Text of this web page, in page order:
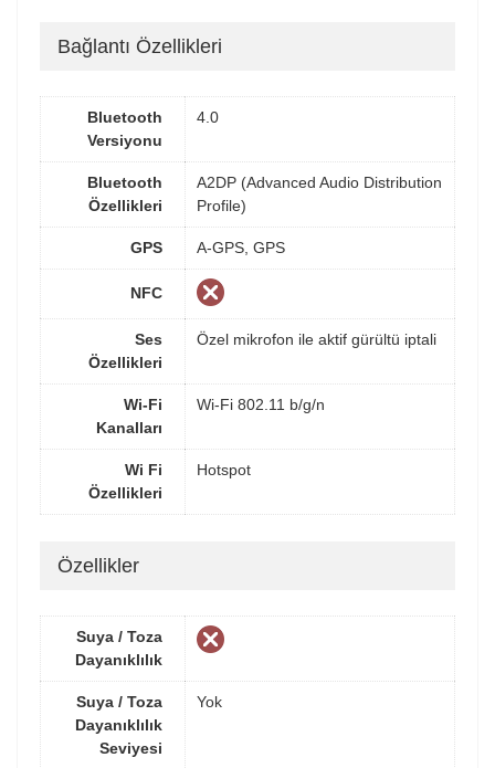
Bağlantı Özellikleri
Bluetooth
Versiyonu
4.0
Bluetooth
Özellikleri
A2DP (Advanced Audio Distribution
Profile)
GPS A-GPS, GPS
NFC
Ses
Özellikleri
Özel mikrofon ile aktif gürültü iptali
Wi-Fi
Kanalları
Wi-Fi 802.11 b/g/n
Wi Fi
Özellikleri
Hotspot
Özellikler
Suya / Toza
Dayanıklılık
Suya / Toza
Dayanıklılık
Seviyesi
Yok